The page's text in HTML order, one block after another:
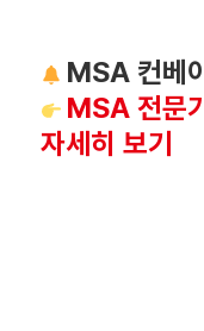
MSA 컨베
MSA 전문
자세히 보기